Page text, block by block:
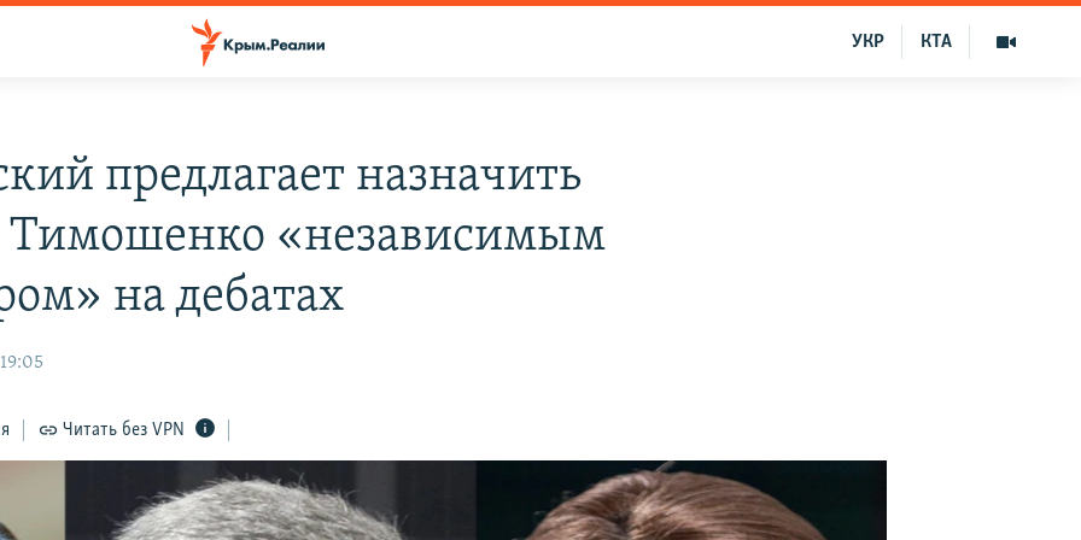
КТА
УКР
предлагает назначить
«независимым
на дебатах
Читать без VPN